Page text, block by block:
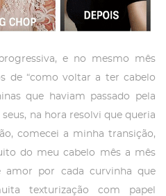
e no mesmo mês
de “como voltar a ter cabelo
que haviam passado pela
na hora resolvi que queria
comecei a minha transição,
do meu cabelo mês a mês
por cada curvinha que
texturização com papel